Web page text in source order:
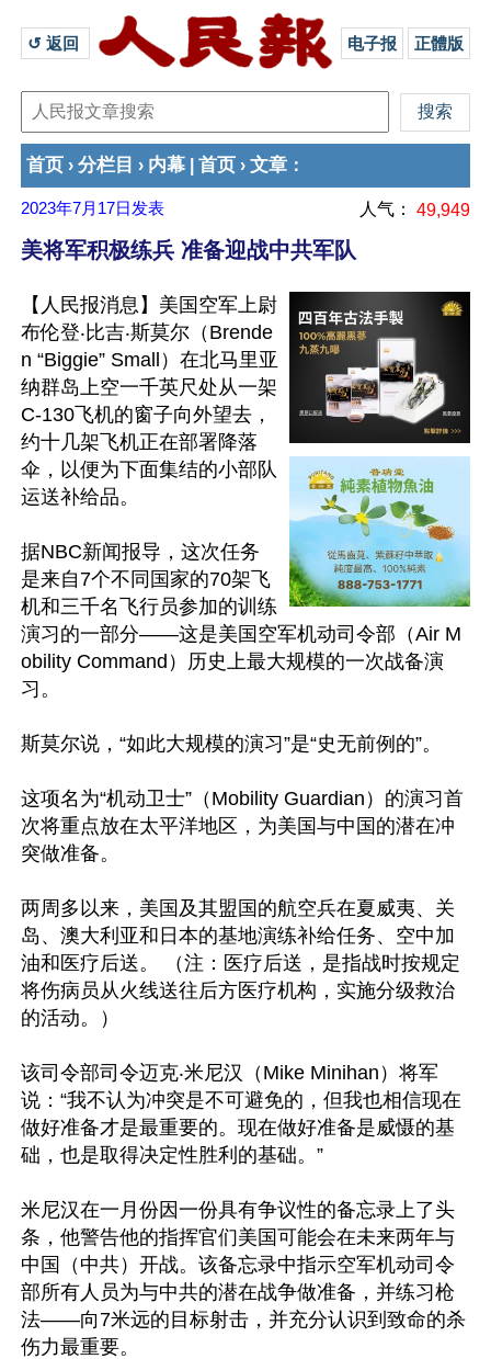
↺ 返回 电子报 正體版
首页 › 分栏目 › 内幕 首页 › 文章 ：
2023年7月17日 发表 人气： 49,949
美将军积极练兵 准备迎战中共军队
【人民报消息】美国空军上尉
布伦登‧比吉‧斯莫尔（Brende
n “Biggie” Small）在北马里亚
纳群岛上空一千英尺处从一架
C-130飞机的窗子向外望去，
约十几架飞机正在部署降落
伞，以便为下面集结的小部队
运送补给品。
据NBC新闻报导，这次任务
是来自7个不同国家的70架飞
机和三千名飞行员参加的训练
演习的一部分——这是美国空军机动司令部（Air M
obility Command）历史上最大规模的一次战备演
习。
斯莫尔说，“如此大规模的演习”是“史无前例的”。
这项名为“机动卫士”（Mobility Guardian）的演习首
次将重点放在太平洋地区，为美国与中国的潜在冲
突做准备。
两周多以来，美国及其盟国的航空兵在夏威夷、关
岛、澳大利亚和日本的基地演练补给任务、空中加
油和医疗后送。 （注：医疗后送，是指战时按规定
将伤病员从火线送往后方医疗机构，实施分级救治
的活动。）
该司令部司令迈克‧米尼汉（Mike Minihan）将军
说：“我不认为冲突是不可避免的，但我也相信现在
做好准备才是最重要的。现在做好准备是威慑的基
础，也是取得决定性胜利的基础。”
米尼汉在一月份因一份具有争议性的备忘录上了头
条，他警告他的指挥官们美国可能会在未来两年与
中国（中共）开战。该备忘录中指示空军机动司令
部所有人员为与中共的潜在战争做准备，并练习枪
法——向7米远的目标射击，并充分认识到致命的杀
伤力最重要。